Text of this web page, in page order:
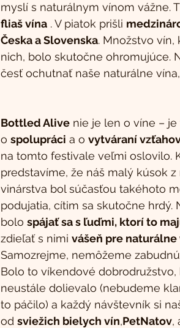
myslí s naturálnym vínom vážne.
fliaš vína . V piatok prišli
Česka a Slovenska. Množstvo
nich, bolo skutočne ohromujúce.
česť ochutnať naše naturálne
Bottled Alive nie je len o víne – je
o spolupráci a o vytváraní
na tomto festivale veľmi oslovilo.
predstavíme, že náš malý kúsok
vinárstva bol súčasťou takéhoto
podujatia, cítim sa skutočne hrdý.
bolo spájať sa s ľuďmi, ktorí to
zdieľať s nimi vášeň pre naturálne
Samozrejme, nemôžeme
Bolo to víkendové dobrodružstvo,
neustále dolievalo (nebudeme
to páčilo) a každý návštevník si
od sviežich bielych vín,PetNatov,